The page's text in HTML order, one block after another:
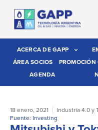
ACERCA DE GAPP
ÁREA SOCIOS
PROMOCIÓN
AGENDA
18 enero, 2021 Industria 4.0 y
Fuente: Investing